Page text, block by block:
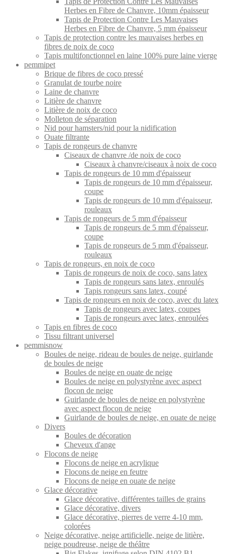
Herbes en Fibre de Chanvre, 10mm épaisseur
Tapis de Protection Contre Les Mauvaises
Herbes en Fibre de Chanvre, 5 mm épaisseur
Tapis de protection contre les mauvaises herbes en
fibres de noix de coco
Tapis multifonctionnel en laine 100% pure laine vierge
pemmipet
Brique de fibres de coco pressé
Granulat de tourbe noire
Laine de chanvre
Litière de chanvre
Litière de noix de coco
Molleton de séparation
Nid pour hamsters/nid pour la nidification
Ouate filtrante
Tapis de rongeurs de chanvre
Ciseaux de chanvre /de noix de coco
Ciseaux à chanvre/ciseaux à noix de coco
Tapis de rongeurs de 10 mm d'épaisseur
Tapis de rongeurs de 10 mm d'épaisseur,
coupe
Tapis de rongeurs de 10 mm d'épaisseur,
rouleaux
Tapis de rongeurs de 5 mm d'épaisseur
Tapis de rongeurs de 5 mm d'épaisseur,
coupe
Tapis de rongeurs de 5 mm d'épaisseur,
rouleaux
Tapis de rongeurs, en noix de coco
Tapis de rongeurs de noix de coco, sans latex
Tapis de rongeurs sans latex, enroulés
Tapis rongeurs sans latex, coupé
Tapis de rongeurs en noix de coco, avec du latex
Tapis de rongeurs avec latex, coupes
Tapis de rongeurs avec latex, enroulées
Tapis en fibres de coco
Tissu filtrant universel
pemmisnow
Boules de neige, rideau de boules de neige, guirlande
de boules de neige
Boules de neige en ouate de neige
Boules de neige en polystyrène avec aspect
flocon de neige
Guirlande de boules de neige en polystyrène
avec aspect flocon de neige
Guirlande de boules de neige, en ouate de neige
Divers
Boules de décoration
Cheveux d'ange
Flocons de neige
Flocons de neige en acrylique
Flocons de neige en feutre
Flocons de neige en ouate de neige
Glace décorative
Glace décorative, différentes tailles de grains
Glace décorative, divers
Glace décorative, pierres de verre 4-10 mm,
colorées
Neige décorative, neige artificielle, neige de litière,
neige poudreuse, neige de théâtre